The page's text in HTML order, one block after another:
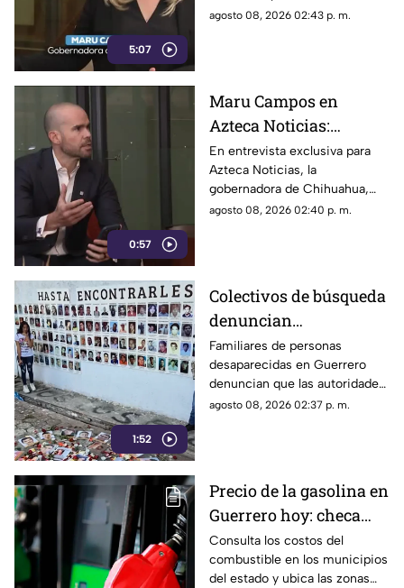
5:07
limitar la libertad de
las cuales podrían utilizarse
agosto 08, 2026 02:43 p. m.
0:57
Maru Campos en
Azteca Noticias:
Advierte que nuevos
lineamientos del
Gobierno Federal
amenazan la libertad
En entrevista exclusiva para
Azteca Noticias, la
gobernadora de Chihuahua,
Maru Campos, alzó la voz
expresión.
agosto 08, 2026 02:40 p. m.
1:52
Colectivos de búsqueda
denuncian
restricciones para
ingresar a la sierra de
Chilpancingo
Familiares de personas
desaparecidas en Guerrero
denuncian que las autoridades
les negaron el
difusión.
agosto 08, 2026 02:37 p. m.
Precio de la gasolina en
Guerrero hoy: checa
cuánto cuestan los
litros
Consulta los costos del
combustible en los municipios
del estado y ubica las zonas